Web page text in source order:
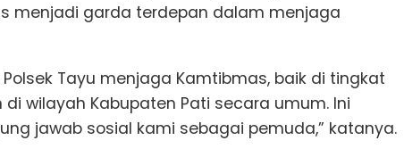
menjadi garda terdepan dalam menjaga
Tayu menjaga Kamtibmas, baik di tingkat
wilayah Kabupaten Pati secara umum. Ini
jawab sosial kami sebagai pemuda,” katanya.